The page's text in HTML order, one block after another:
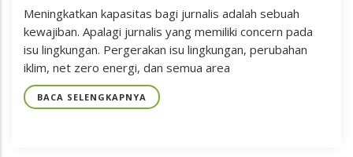
Meningkatkan kapasitas bagi jurnalis adalah sebuah
kewajiban. Apalagi jurnalis yang memiliki concern pada
isu lingkungan. Pergerakan isu lingkungan, perubahan
iklim, net zero energi, dan semua area
BACA SELENGKAPNYA